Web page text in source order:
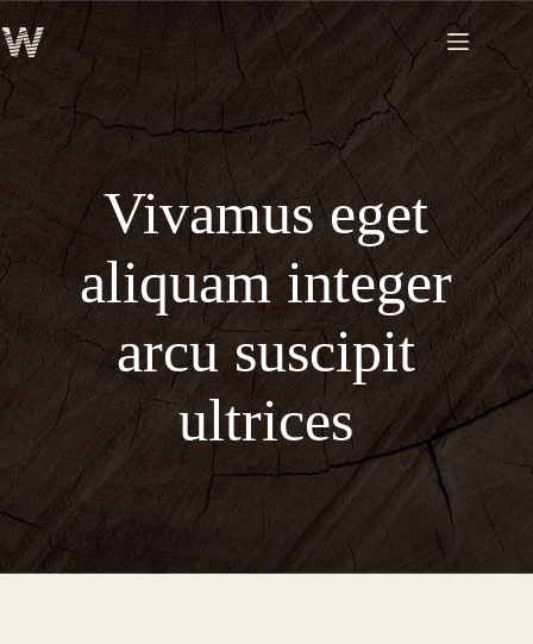
Skip
to
content
Vivamus eget
aliquam integer
arcu suscipit
ultrices